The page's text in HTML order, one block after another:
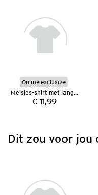
Online exclusive
Meisjes-shirt met lange mouwen
Prijs:
€ 11,99
Dit zou voor jou